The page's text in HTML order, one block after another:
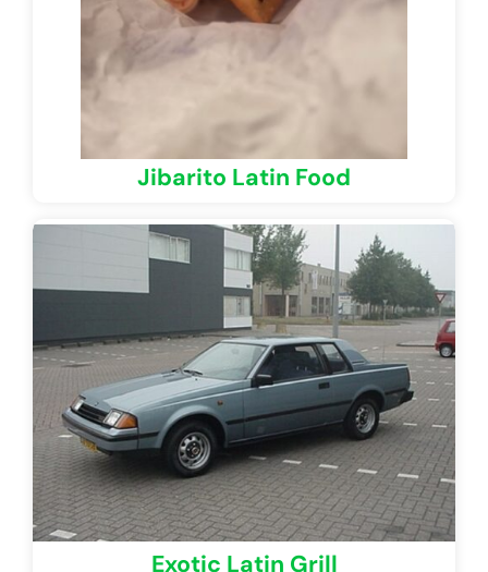
Jibarito Latin Food
Exotic Latin Grill